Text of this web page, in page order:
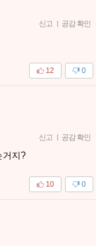
신고 | 공감 확인
0
12
신고 | 공감 확인
거지?
0
10